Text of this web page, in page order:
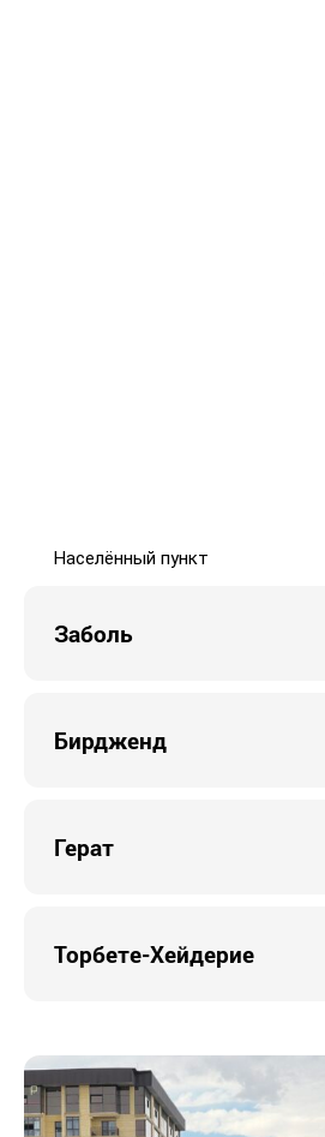
Населённый пункт
Заболь
Бирдженд
Герат
Торбете-Хейдерие